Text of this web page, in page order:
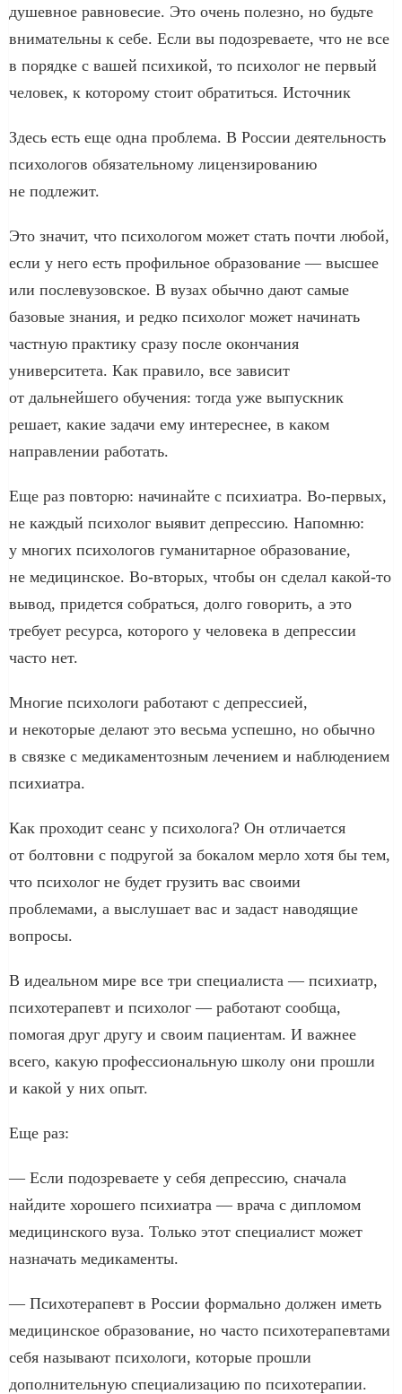
душевное равновесие. Это очень полезно, но будьте
внимательны к себе. Если вы подозреваете, что не все
в порядке с вашей психикой, то психолог не первый
человек, к которому стоит обратиться. Источник
Здесь есть еще одна проблема. В России деятельность
психологов обязательному лицензированию
не подлежит.
Это значит, что психологом может стать почти любой,
если у него есть профильное образование — высшее
или послевузовское. В вузах обычно дают самые
базовые знания, и редко психолог может начинать
частную практику сразу после окончания
университета. Как правило, все зависит
от дальнейшего обучения: тогда уже выпускник
решает, какие задачи ему интереснее, в каком
направлении работать.
Еще раз повторю: начинайте с психиатра. Во-первых,
не каждый психолог выявит депрессию. Напомню:
у многих психологов гуманитарное образование,
не медицинское. Во-вторых, чтобы он сделал какой-то
вывод, придется собраться, долго говорить, а это
требует ресурса, которого у человека в депрессии
часто нет.
Многие психологи работают с депрессией,
и некоторые делают это весьма успешно, но обычно
в связке с медикаментозным лечением и наблюдением
психиатра.
Как проходит сеанс у психолога? Он отличается
от болтовни с подругой за бокалом мерло хотя бы тем,
что психолог не будет грузить вас своими
проблемами, а выслушает вас и задаст наводящие
вопросы.
В идеальном мире все три специалиста — психиатр,
психотерапевт и психолог — работают сообща,
помогая друг другу и своим пациентам. И важнее
всего, какую профессиональную школу они прошли
и какой у них опыт.
Еще раз:
— Если подозреваете у себя депрессию, сначала
найдите хорошего психиатра — врача с дипломом
медицинского вуза. Только этот специалист может
назначать медикаменты.
— Психотерапевт в России формально должен иметь
медицинское образование, но часто психотерапевтами
себя называют психологи, которые прошли
дополнительную специализацию по психотерапии.